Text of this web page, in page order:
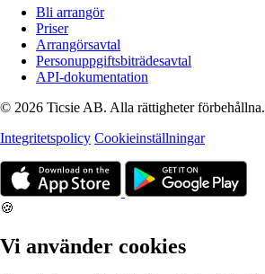
Bli arrangör
Priser
Arrangörsavtal
Personuppgiftsbiträdesavtal
API-dokumentation
© 2026 Ticsie AB. Alla rättigheter förbehållna.
Integritetspolicy Cookieinställningar
🍪
Vi använder cookies